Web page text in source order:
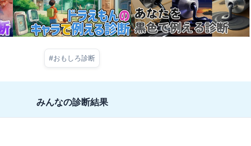
#おもしろ診断
みんなの診断結果